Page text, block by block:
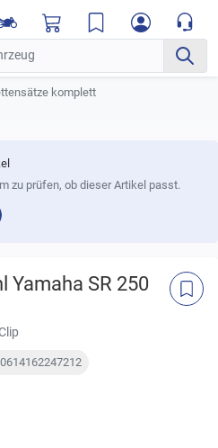
komplett
zu prüfen, ob dieser Artikel passt.
Yamaha SR 250
0614162247212